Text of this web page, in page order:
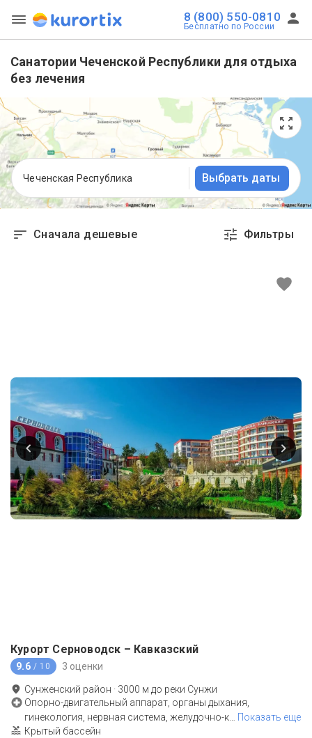
8 (800) 550-0810
Бесплатно по России
Санатории Чеченской Республики для отдыха
без лечения
Чеченская Республика Выбрать даты
Сначала дешевые Фильтры
Курорт Серноводск – Кавказский
9.6 / 10 3 оценки
Сунженский район · 3000 м до реки Сунжи
Опорно-двигательный аппарат, органы дыхания,
гинекология, нервная система, желудочно-к… Показать еще
Крытый бассейн